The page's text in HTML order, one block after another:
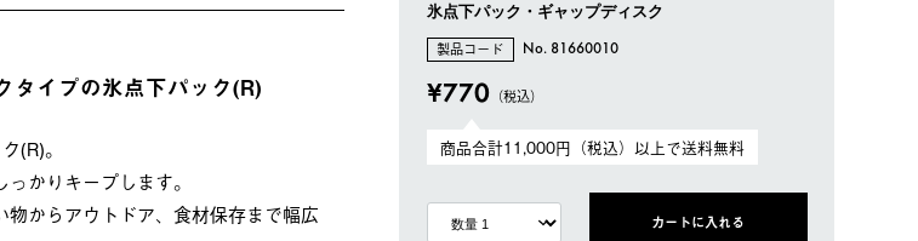
タイプの氷点下パック(R)
(R)。
かりキープします。
からアウトドア、食材保存まで幅広
氷点下パック・ギャップディスク
製品コード No. 81660010
¥770（税込）
商品合計11,000円（税込）以上で送料無料
カートに入れる